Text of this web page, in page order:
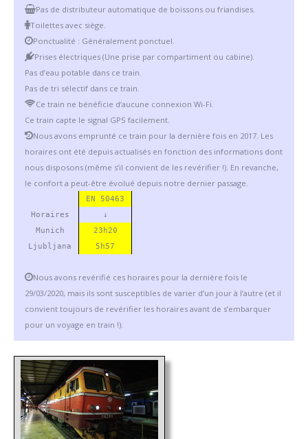
Pas de distributeur automatique de boissons ou friandises.
Toilettes avec siège.
Ponctualité : Généralement ponctuel.
Prises électriques (Une prise par compartiment ou cabine).
Pas d’eau potable dans ce train.
Pas de tri sélectif dans ce train.
Ce train ne bénéficie d’aucune connexion Wi-Fi.
Ce train capte le signal GPS facilement.
Nous avons emprunté ce train pour la dernière fois en 2017. Les
horaires ont été depuis actualisés en fonction des informations dont
nous disposons (même s’il convient de les revérifier !). En revanche,
le confort a peut-être évolué depuis notre dernier passage.
EN 50463
Horaires
↓
Munich
23h20
Ljubljana
5h57
Nous avons revérifié ces horaires pour la dernière fois le
29/03/2020, mais ils sont susceptibles de varier d’un jour à l’autre (et il
convient toujours de revérifier les horaires avant de s’embarquer
pour un voyage en train !).